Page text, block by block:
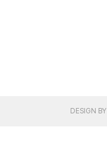
DESIGN BY